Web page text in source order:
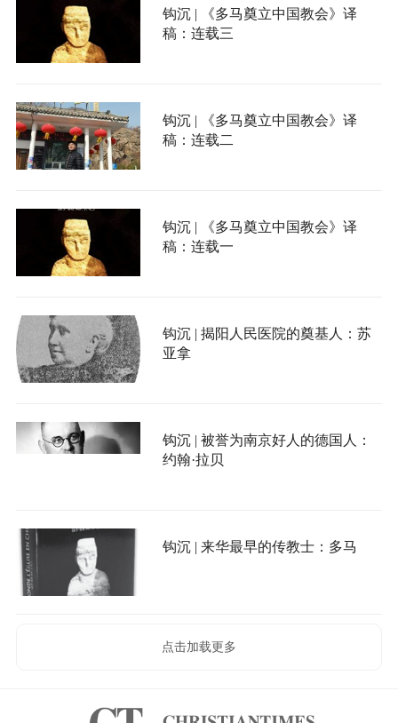
钩沉 | 《多马奠立中国教会》译
稿：连载三
钩沉 | 《多马奠立中国教会》译
稿：连载二
钩沉 | 《多马奠立中国教会》译
稿：连载一
钩沉 | 揭阳人民医院的奠基人：苏
亚拿
钩沉 | 被誉为南京好人的德国人：
约翰·拉贝
钩沉 | 来华最早的传教士：多马
点击加载更多